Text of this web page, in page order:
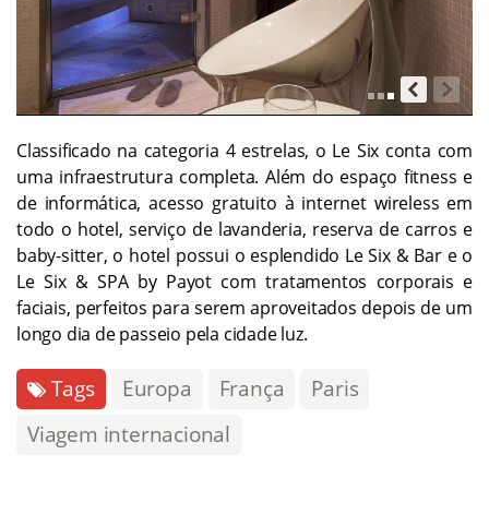
Classificado na categoria 4 estrelas, o Le Six conta com
uma infraestrutura completa. Além do espaço fitness e
de informática, acesso gratuito à internet wireless em
todo o hotel, serviço de lavanderia, reserva de carros e
baby-sitter, o hotel possui o esplendido Le Six & Bar e o
Le Six & SPA by Payot com tratamentos corporais e
faciais, perfeitos para serem aproveitados depois de um
longo dia de passeio pela cidade luz.
Tags Europa França
Paris
Viagem internacional